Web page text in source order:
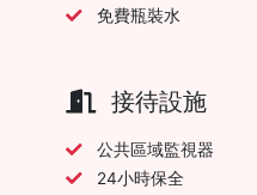
免費瓶裝水
接待設施
公共區域監視器
24小時保全